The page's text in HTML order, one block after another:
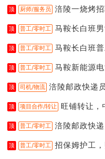
顶 厨师/服务员 涪陵一烧烤
顶 普工/零时工 马鞍长白班
顶 普工/零时工 马鞍长白班
顶 普工/零时工 马鞍新能源
顶 司机/物流 涪陵邮政快递
顶 项目合作/转让 旺铺转让，
顶 普工/零时工 涪陵邮政快
顶 普工/零时工 招保姆护工